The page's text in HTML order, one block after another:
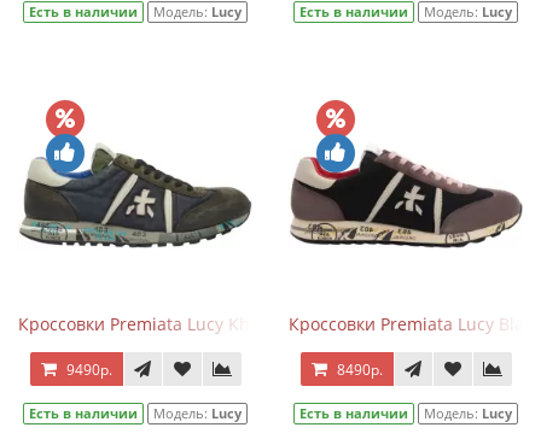
Есть в наличии Модель: Lucy Есть в наличии Модель: Lucy
Кроссовки Premiata Lucy Khaki Blue
9490р.
Есть в наличии Модель: Lucy
Кроссовки Premiata Lucy
8490р.
Есть в наличии Модель: Lucy